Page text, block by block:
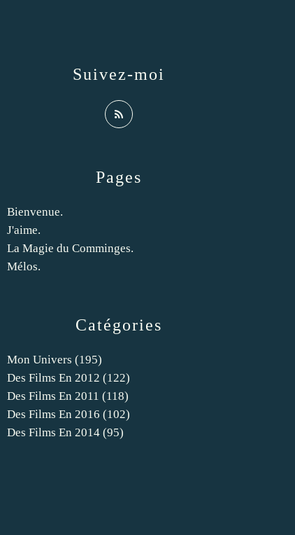
Catégories
Mon Univers (195)
Des Films En 2012 (122)
Des Films En 2011 (118)
Des Films En 2016 (102)
Des Films En 2014 (95)
Pages
Bienvenue.
J'aime.
La Magie du Comminges.
Mélos.
Suivez-moi